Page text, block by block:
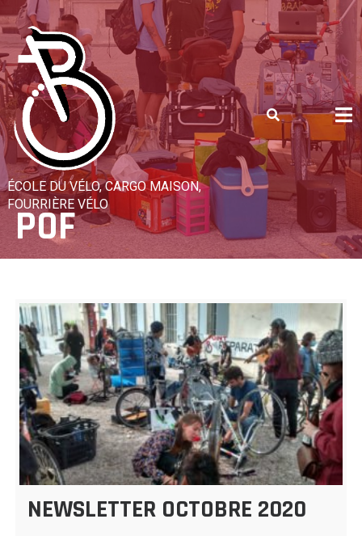
Skip
to
content
ÉCOLE DU VÉLO, CARGO MAISON,
FOURRIÈRE VÉLO
POF
NEWSLETTER OCTOBRE 2020